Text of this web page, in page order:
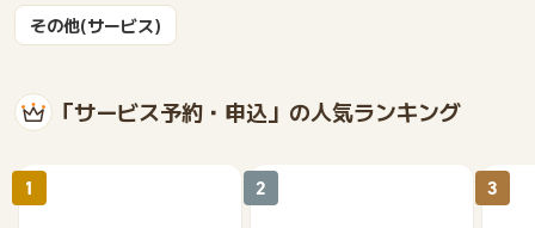
その他(サービス)
「サービス予約・申込」の人気ランキング
1 2 3